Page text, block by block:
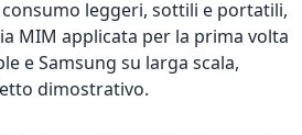
leggeri, sottili e portatili,
MIM applicata per la prima volta
e Samsung su larga scala,
dimostrativo.